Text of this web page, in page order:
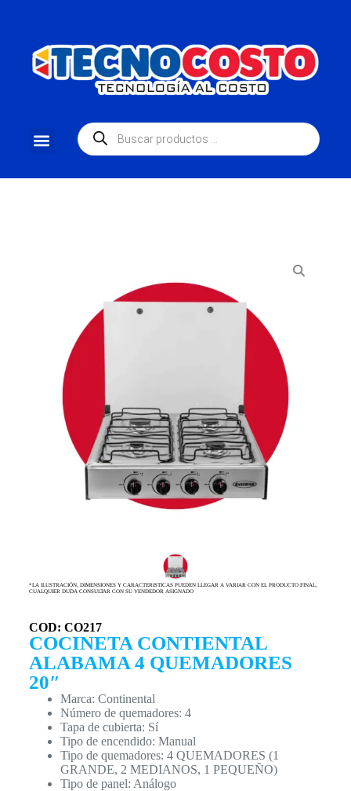
*LA ILUSTRACIÓN, DIMENSIONES Y CARACTERISTICAS PUEDEN LLEGAR A VARIAR CON EL PRODUCTO FINAL,
CUALQUIER DUDA CONSULTAR CON SU VENDEDOR ASIGNADO
COD: CO217
COCINETA CONTIENTAL
ALABAMA 4 QUEMADORES
20″
Marca: Continental
Número de quemadores: 4
Tapa de cubierta: Sí
Tipo de encendido: Manual
Tipo de quemadores: 4 QUEMADORES (1
GRANDE, 2 MEDIANOS, 1 PEQUEÑO)
Tipo de panel: Análogo